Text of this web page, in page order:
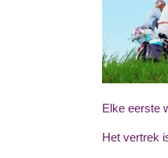
Elke eerste
Het vertrek